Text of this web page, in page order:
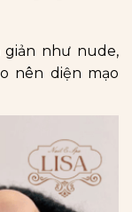
giản như nude,
nên diện mạo